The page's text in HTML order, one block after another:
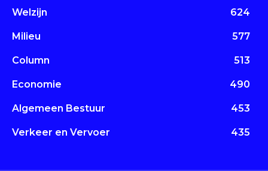
Welzijn 624
Milieu 577
Column 513
Economie 490
Algemeen Bestuur 453
Verkeer en Vervoer 435